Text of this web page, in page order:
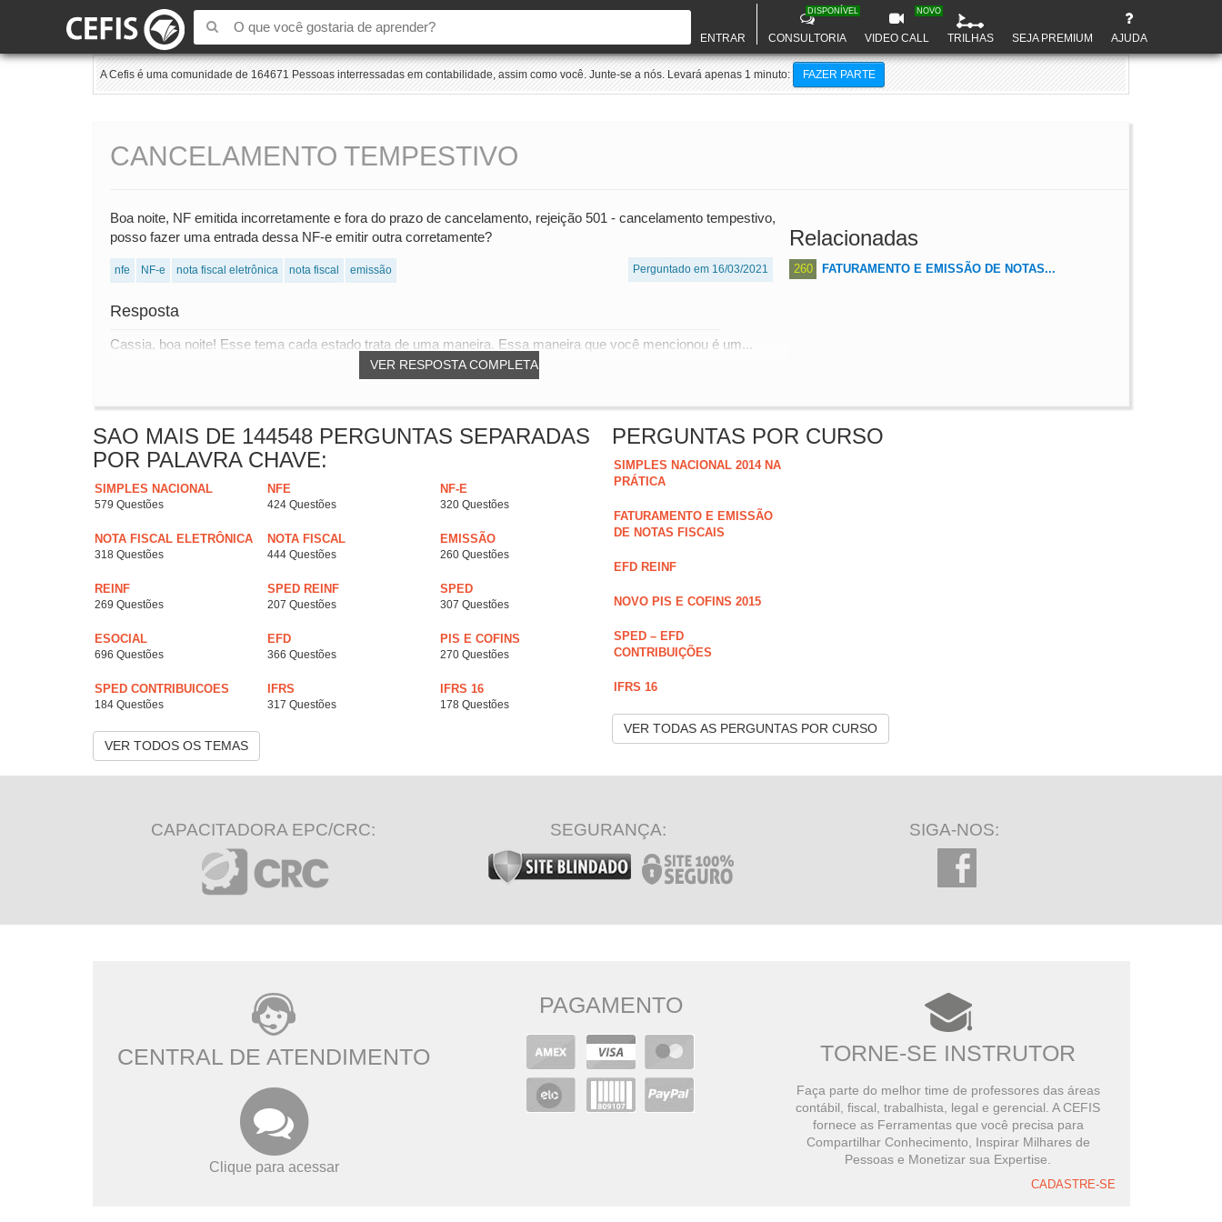
ENTRAR CONSULTORIA
DISPONÍVEL
VIDEO CALL
NOVO
TRILHAS SEJA PREMIUM AJUDA
A Cefis é uma comunidade de 164671 Pessoas interressadas em contabilidade, assim como você. Junte-se a nós. Levará apenas 1 minuto: FAZER PARTE
CANCELAMENTO TEMPESTIVO
Boa noite, NF emitida incorretamente e fora do prazo de cancelamento, rejeição 501 - cancelamento tempestivo,
posso fazer uma entrada dessa NF-e emitir outra corretamente?
nfe NF-e nota fiscal eletrônica nota fiscal emissão Perguntado em 16/03/2021
Resposta
VER RESPOSTA COMPLETA
Cassia, boa noite! Esse tema cada estado trata de uma maneira. Essa maneira que você mencionou é um...
Relacionadas
260 FATURAMENTO E EMISSÃO DE NOTAS...
SAO MAIS DE 144548 PERGUNTAS SEPARADAS
POR PALAVRA CHAVE:
SIMPLES NACIONAL
579 Questões
NFE
424 Questões
NF-E
320 Questões
NOTA FISCAL ELETRÔNICA
318 Questões
NOTA FISCAL
444 Questões
EMISSÃO
260 Questões
REINF
269 Questões
SPED REINF
207 Questões
SPED
307 Questões
ESOCIAL
696 Questões
EFD
366 Questões
PIS E COFINS
270 Questões
SPED CONTRIBUICOES
184 Questões
IFRS
317 Questões
IFRS 16
178 Questões
VER TODOS OS TEMAS
PERGUNTAS POR CURSO
SIMPLES NACIONAL 2014 NA
PRÁTICA
FATURAMENTO E EMISSÃO
DE NOTAS FISCAIS
EFD REINF
NOVO PIS E COFINS 2015
SPED – EFD
CONTRIBUIÇÕES
IFRS 16
VER TODAS AS PERGUNTAS POR CURSO
CAPACITADORA EPC/CRC: SEGURANÇA: SIGA-NOS:
CENTRAL DE ATENDIMENTO
Clique para acessar
PAGAMENTO
TORNE-SE INSTRUTOR
Faça parte do melhor time de professores das áreas
contábil, fiscal, trabalhista, legal e gerencial. A CEFIS
fornece as Ferramentas que você precisa para
Compartilhar Conhecimento, Inspirar Milhares de
Pessoas e Monetizar sua Expertise.
CADASTRE-SE